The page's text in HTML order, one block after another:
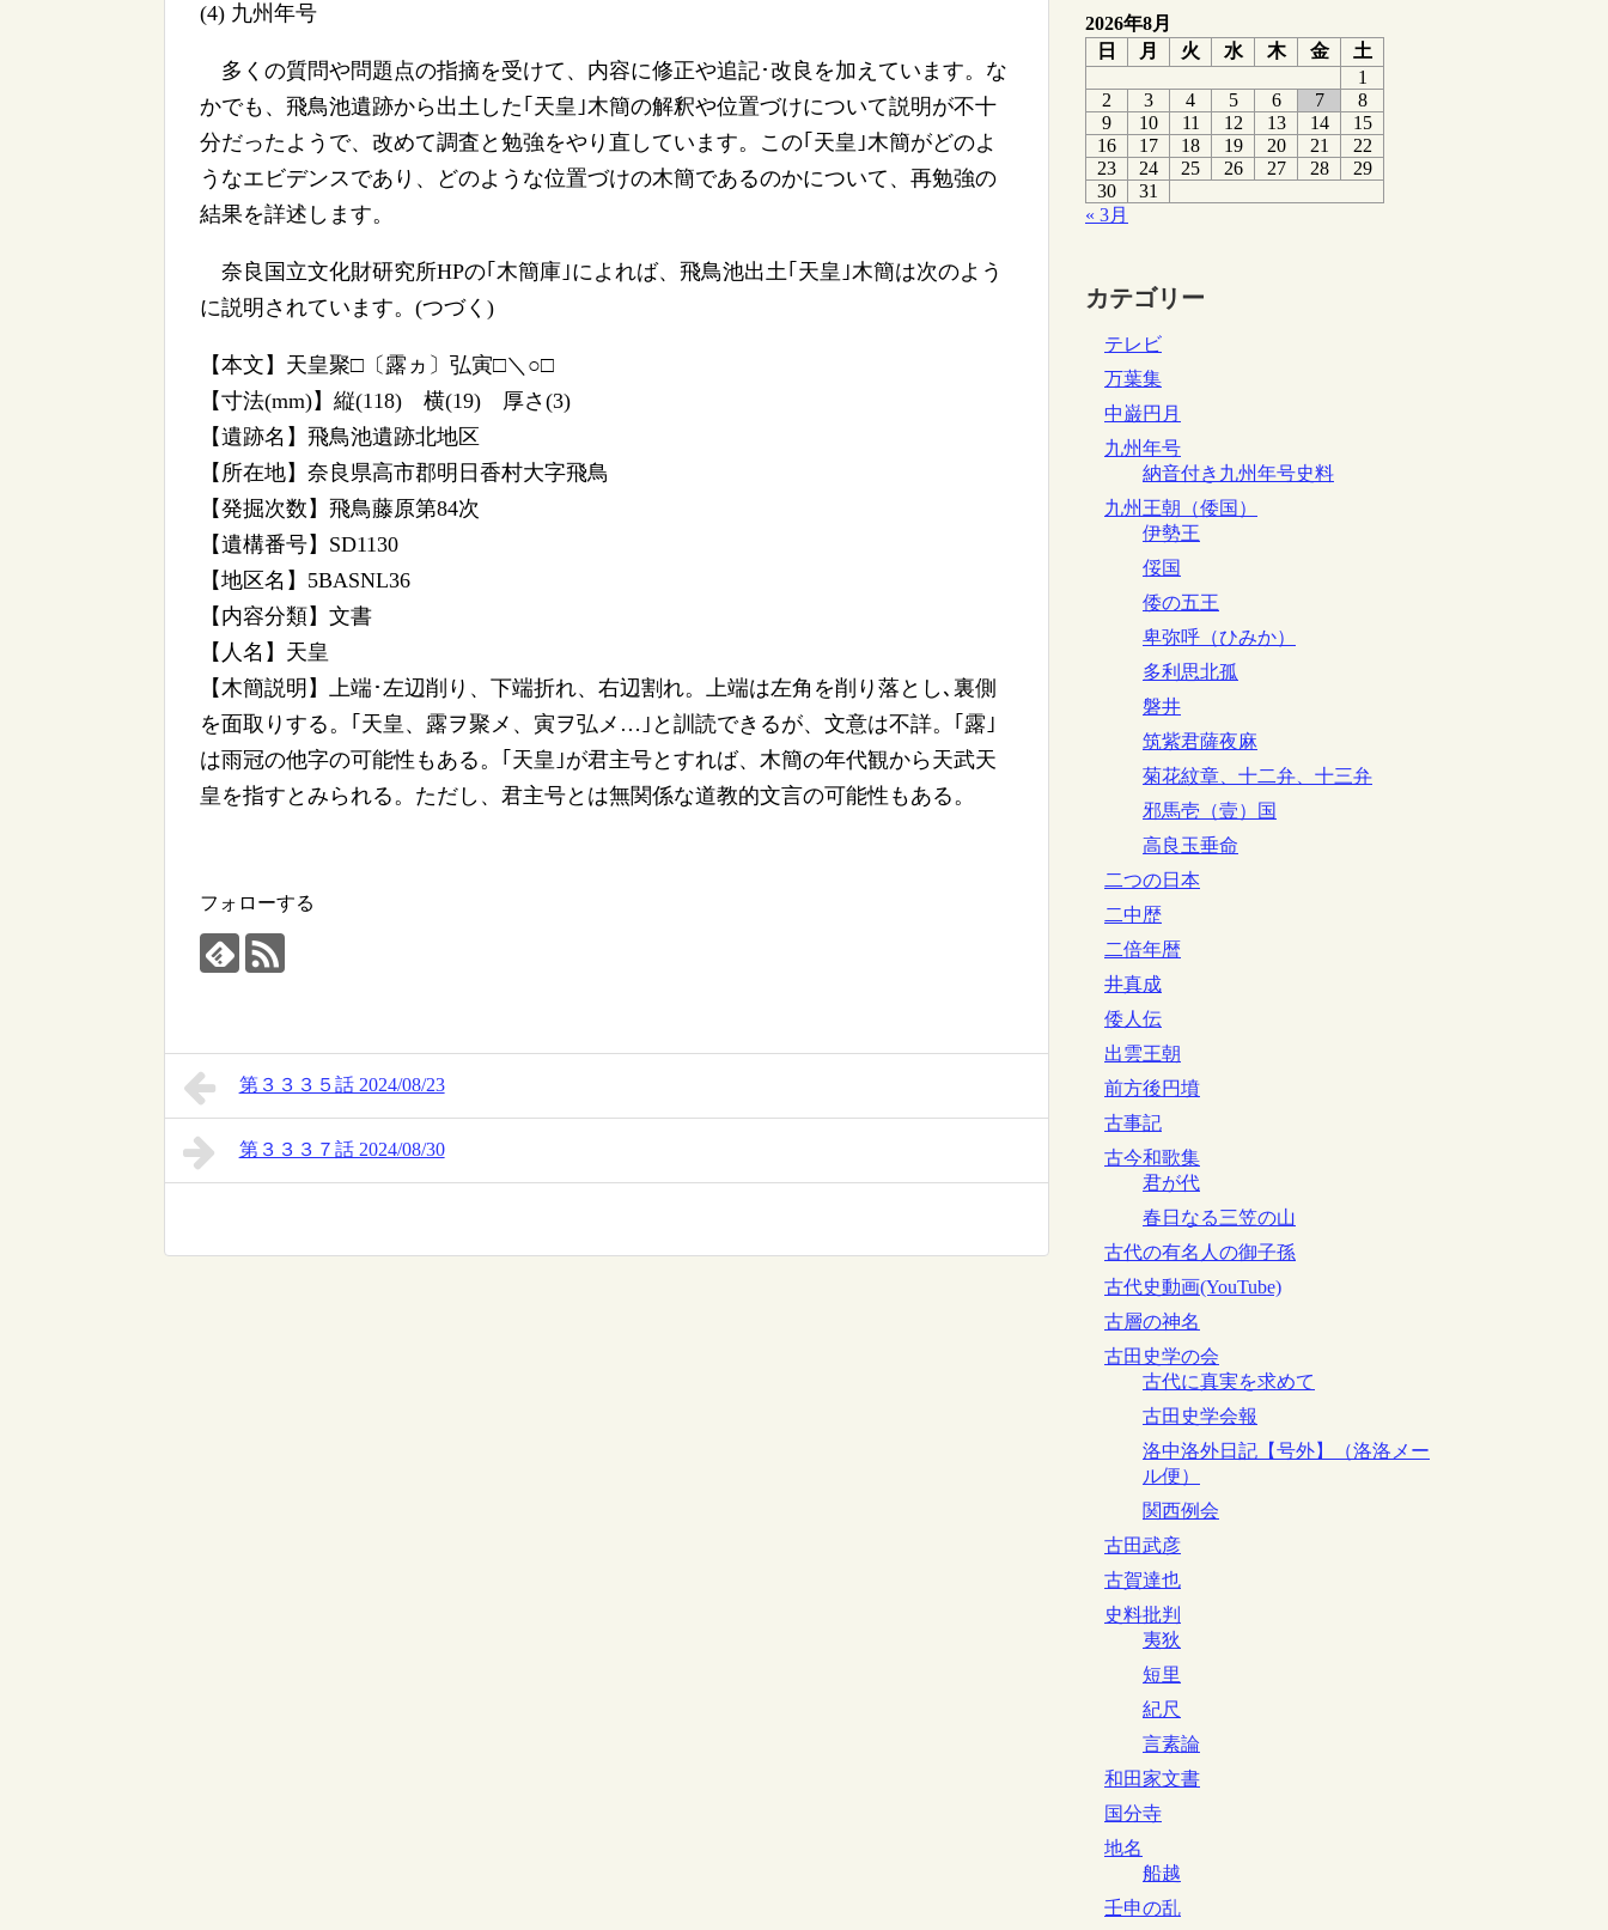
(4) 九州年号
多くの質問や問題点の指摘を受けて、内容に修正や追記･改良を加えています。な
かでも、飛鳥池遺跡から出土した｢天皇｣木簡の解釈や位置づけについて説明が不十
分だったようで、改めて調査と勉強をやり直しています。この｢天皇｣木簡がどのよ
うなエビデンスであり、どのような位置づけの木簡であるのかについて、再勉強の
結果を詳述します。
奈良国立文化財研究所HPの｢木簡庫｣によれば、飛鳥池出土｢天皇｣木簡は次のよう
に説明されています。(つづく)
【本文】天皇聚□〔露ヵ〕弘寅□＼○□
【寸法(mm)】縦(118) 横(19) 厚さ(3)
【遺跡名】飛鳥池遺跡北地区
【所在地】奈良県高市郡明日香村大字飛鳥
【発掘次数】飛鳥藤原第84次
【遺構番号】SD1130
【地区名】5BASNL36
【内容分類】文書
【人名】天皇
【木簡説明】上端･左辺削り、下端折れ、右辺割れ。上端は左角を削り落とし､裏側
を面取りする。｢天皇、露ヲ聚メ、寅ヲ弘メ…｣と訓読できるが、文意は不詳。｢露｣
は雨冠の他字の可能性もある。｢天皇｣が君主号とすれば、木簡の年代観から天武天
皇を指すとみられる。ただし、君主号とは無関係な道教的文言の可能性もある。
フォローする
第３３３５話 2024/08/23
第３３３７話 2024/08/30
2026年8月
日
月 火 水 木 金
土
1
2
3 4 5 6 7
8
9
10 11 12 13 14
15
16
17 18 19 20 21
22
23
24 25 26 27 28
29
30
31
« 3月
カテゴリー
テレビ
万葉集
中巌円月
九州年号
納音付き九州年号史料
九州王朝（倭国）
伊勢王
俀国
倭の五王
卑弥呼（ひみか）
多利思北孤
磐井
筑紫君薩夜麻
菊花紋章、十二弁、十三弁
邪馬壱（壹）国
高良玉垂命
二つの日本
二中歴
二倍年暦
井真成
倭人伝
出雲王朝
前方後円墳
古事記
古今和歌集
君が代
春日なる三笠の山
古代の有名人の御子孫
古代史動画(YouTube)
古層の神名
古田史学の会
古代に真実を求めて
古田史学会報
洛中洛外日記【号外】（洛洛メー
ル便）
関西例会
古田武彦
古賀達也
史料批判
夷狄
短里
紀尺
言素論
和田家文書
国分寺
地名
船越
壬申の乱